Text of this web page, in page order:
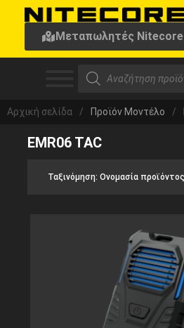
Μεταπωλητές Nitecore
Αρχική σελίδα / Προϊόν Μοντέλο /
EMR06 TAC